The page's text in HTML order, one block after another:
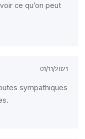
ce qu’on peut
01/11/2021
sympathiques